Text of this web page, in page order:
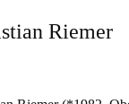
Riemer